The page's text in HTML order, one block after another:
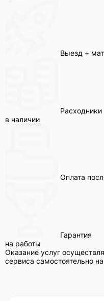
Выезд +
Расходники
в наличии
Оплата
Гарантия
на работы
Оказание услуг
сервиса самостоятельно